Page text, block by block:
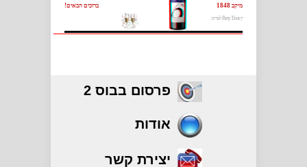
ברוכים הבאים! מיקב 1848
יין Party Time לפורים
פרסום בבוס 2
אודות
יצירת קשר